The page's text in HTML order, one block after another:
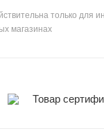
только для
магазинах
Товар